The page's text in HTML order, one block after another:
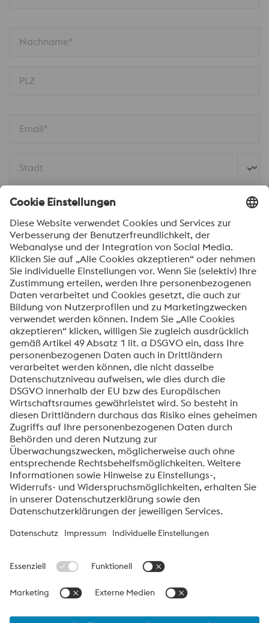
Nachname*
PLZ
Email*
Stadt
Land
Nachricht*
Senden
Anti-Roboter-Verifizierung
Hier klicken
Friendly Captcha ⇗
Über voestalpine Specialty Metals Europe
voestalpine Specialty Metals Europeist Ihr Partner fürdie
Herstellung, Lagerung und Verarbeitung von Hochleistungswerk
stoffen und kundenspezifischeDienstleistungen. Wir sind ein
führender Anbieter von Sonderedelstählen, Nickel
Titanlegierungen. Die wichtigsten Kundensegmente sind Luft- und
Automo
Chemische Prozessindustrie,
produzieren hochwertige Produkte in unseren eigenen Werken
arbeitenmit spezialisierten zertifizierte
Auf diese Weise
wir unseren Kunden immer
diebestmöglicheLösunganbieten.